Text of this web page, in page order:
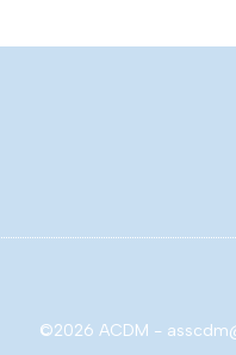
©2026 ACDM -